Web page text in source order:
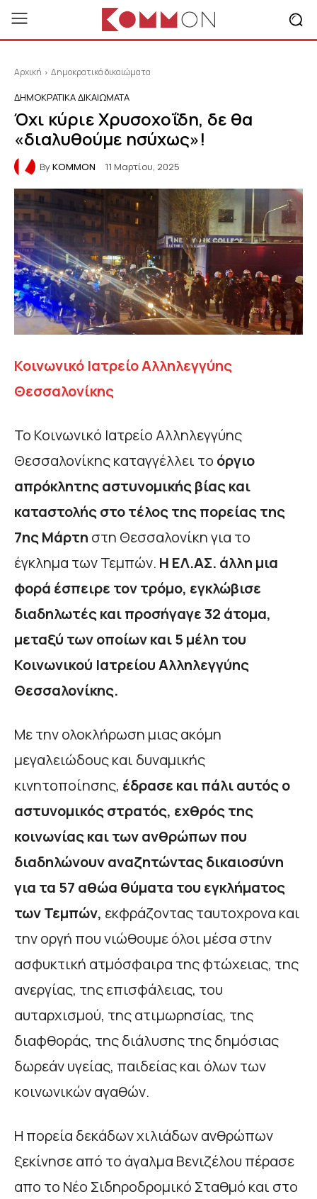
Αρχική Δημοκρατικά δικαιώματα
ΔΗΜΟΚΡΑΤΙΚΆ ΔΙΚΑΙΏΜΑΤΑ
Όχι κύριε Χρυσοχοΐδη, δε θα
«διαλυθούμε ησύχως»!
ByKOMMON 11 Μαρτίου, 2025
Κοινωνικό Ιατρείο Αλληλεγγύης
Θεσσαλονίκης
Το Κοινωνικό Ιατρείο Αλληλεγγύης
Θεσσαλονίκης καταγγέλλει το όργιο
απρόκλητης αστυνομικής βίας και
καταστολής στο τέλος της πορείας της
7ης Μάρτη στη Θεσσαλονίκη για το
έγκλημα των Τεμπών. Η ΕΛ.ΑΣ. άλλη μια
φορά έσπειρε τον τρόμο, εγκλώβισε
διαδηλωτές και προσήγαγε 32 άτομα,
μεταξύ των οποίων και 5 μέλη του
Κοινωνικού Ιατρείου Αλληλεγγύης
Θεσσαλονίκης.
Με την ολοκλήρωση μιας ακόμη
μεγαλειώδους και δυναμικής
κινητοποίησης, έδρασε και πάλι αυτός ο
αστυνομικός στρατός, εχθρός της
κοινωνίας και των ανθρώπων που
διαδηλώνουν αναζητώντας δικαιοσύνη
για τα 57 αθώα θύματα του εγκλήματος
των Τεμπών, εκφράζοντας ταυτοχρονα και
την οργή που νιώθουμε όλοι μέσα στην
ασφυκτική ατμόσφαιρα της φτώχειας, της
ανεργίας, της επισφάλειας, του
αυταρχισμού, της ατιμωρησίας, της
διαφθοράς, της διάλυσης της δημόσιας
δωρεάν υγείας, παιδείας και όλων των
κοινωνικών αγαθών.
H πορεία δεκάδων χιλιάδων ανθρώπων
ξεκίνησε από το άγαλμα Βενιζέλου πέρασε
απο το Νέο Σιδηροδρομικό Σταθμό και στο